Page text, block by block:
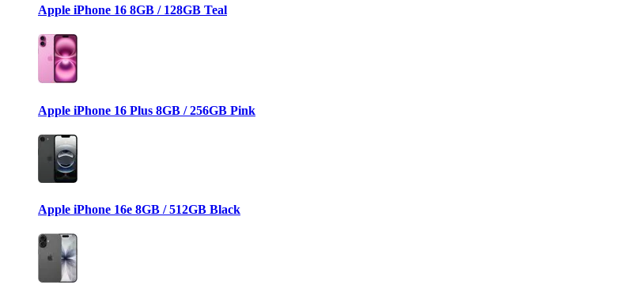
Apple iPhone 16 8GB / 128GB Teal
Apple iPhone 16 Plus 8GB / 256GB Pink
Apple iPhone 16e 8GB / 512GB Black